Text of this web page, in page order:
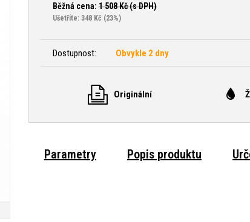
Běžná cena: 1 508Kč (s DPH)
Ušetříte: 348 Kč (23%)
Dostupnost: Obvykle 2 dny
Originální
Parametry Popis produktu